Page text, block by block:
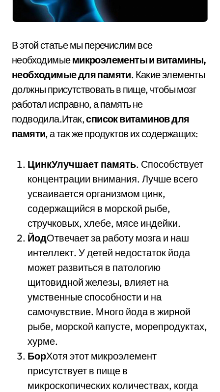
В этой статье мы перечислим все
необходимыемикроэлементы и витамины,
необходимые для памяти. Какие элементы
должны присутствовать в пище, чтобы мозг
работал исправно, а память не
подводила.Итак,список витаминов для
памяти, а так же продуктов их содержащих:
ЦинкУлучшает память. Способствует
концентрации внимания. Лучше всего
усваивается организмом цинк,
содержащийся в морской рыбе,
стручковых, хлебе, мясе индейки.
ЙодОтвечает за работу мозга и наш
интеллект. У детей недостаток йода
может развиться в патологию
щитовидной железы, влияет на
умственные способности и на
самочувствие. Много йода в жирной
рыбе, морской капусте, морепродуктах,
хурме.
БорХотя этот микроэлемент
присутствует в пище в
микроскопических количествах, когда